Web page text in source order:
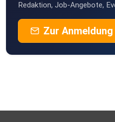
Carolentini
arzbach
Inas
Redaktion, Job-Angebote,
Zur Anmeldung